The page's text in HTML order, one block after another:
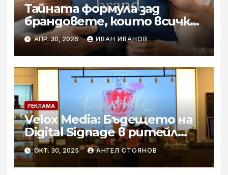
Тайната формула зад
брандовете, които всички
разпознават
АПР. 30, 2026 ИВАН ИВАНОВ
РЕКЛАМА
Velox Media: Бъдещето на
Digital Signage в ритейл
индустрията
ОКТ. 30, 2025 АНГЕЛ СТОЯНОВ